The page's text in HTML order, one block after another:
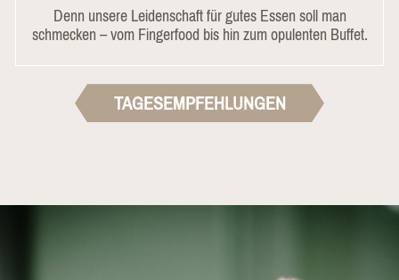
Denn unsere Leidenschaft für gutes Essen soll man
schmecken – vom Fingerfood bis hin zum opulenten Buffet.
TAGESEMPFEHLUNGEN